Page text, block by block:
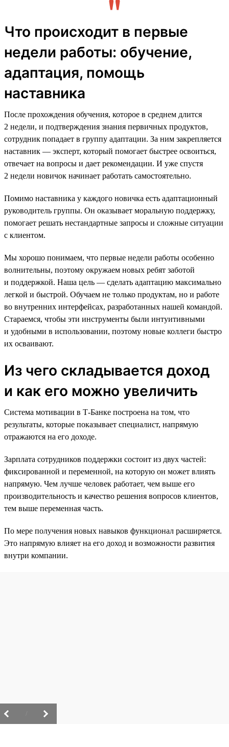
Что происходит в первые
недели работы: обучение,
адаптация, помощь
наставника
После прохождения обучения, которое в среднем длится
2 недели, и подтверждения знания первичных продуктов,
сотрудник попадает в группу адаптации. За ним закрепляется
наставник — эксперт, который помогает быстрее освоиться,
отвечает на вопросы и дает рекомендации. И уже спустя
2 недели новичок начинает работать самостоятельно.
Помимо наставника у каждого новичка есть адаптационный
руководитель группы. Он оказывает моральную поддержку,
помогает решать нестандартные запросы и сложные ситуации
с клиентом.
Мы хорошо понимаем, что первые недели работы особенно
волнительны, поэтому окружаем новых ребят заботой
и поддержкой. Наша цель — сделать адаптацию максимально
легкой и быстрой. Обучаем не только продуктам, но и работе
во внутренних интерфейсах, разработанных нашей командой.
Стараемся, чтобы эти инструменты были интуитивными
и удобными в использовании, поэтому новые коллеги быстро
их осваивают.
Из чего складывается доход
и как его можно увеличить
Система мотивации в Т-Банке построена на том, что
результаты, которые показывает специалист, напрямую
отражаются на его доходе.
Зарплата сотрудников поддержки состоит из двух частей:
фиксированной и переменной, на которую он может влиять
напрямую. Чем лучше человек работает, чем выше его
производительность и качество решения вопросов клиентов,
тем выше переменная часть.
По мере получения новых навыков функционал расширяется.
Это напрямую влияет на его доход и возможности развития
внутри компании.